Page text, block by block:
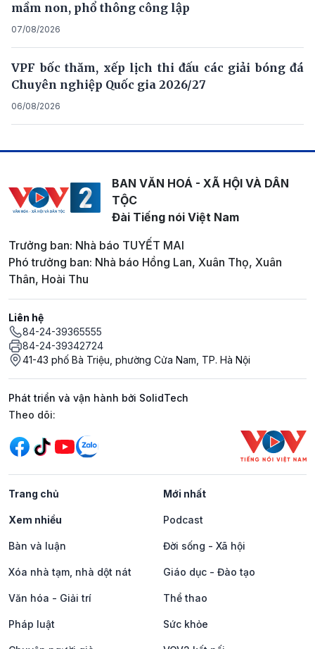
mầm non, phổ thông công lập
07/08/2026
VPF bốc thăm, xếp lịch thi đấu các giải bóng đá
Chuyên nghiệp Quốc gia 2026/27
06/08/2026
BAN VĂN HOÁ - XÃ HỘI VÀ DÂN
TỘC
Đài Tiếng nói Việt Nam
Trưởng ban: Nhà báo TUYẾT MAI
Phó trưởng ban: Nhà báo Hồng Lan, Xuân Thọ, Xuân
Thân, Hoài Thu
Liên hệ
84-24-39365555
84-24-39342724
41-43 phố Bà Triệu, phường Cửa Nam, TP. Hà Nội
Phát triển và vận hành bởi SolidTech
Mạng xã hội
Theo dõi:
Trang chủ Mới nhất
Xem nhiều Podcast
Bàn và luận Đời sống - Xã hội
Xóa nhà tạm, nhà dột nát Giáo dục - Đào tạo
Văn hóa - Giải trí Thể thao
Pháp luật Sức khỏe